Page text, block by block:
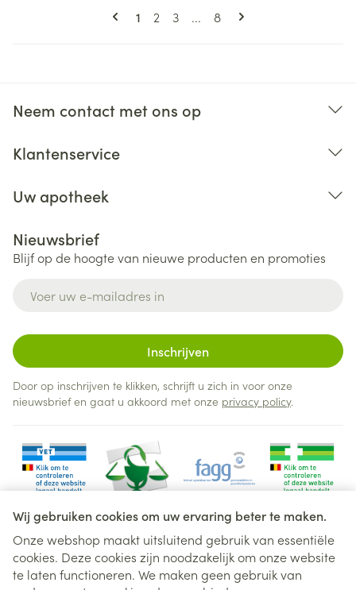
Wij gebruiken cookies om uw ervaring beter te maken.
Onze webshop maakt uitsluitend gebruik van essentiële
cookies. Deze cookies zijn noodzakelijk om onze website
te laten functioneren. We maken geen gebruik van
Pagina's
U lees momenteel pagina
1 Pagina
2 Pagina
3 ... Pagina
8
Neem contact met ons op
Klantenservice
Uw apotheek
Nieuwsbrief
Blijf op de hoogte van nieuwe producten en promoties
Inschrijven
Door op inschrijven te klikken, schrijft u zich in voor onze
nieuwsbrief en gaat u akkoord met onze privacy policy.
Juridische links